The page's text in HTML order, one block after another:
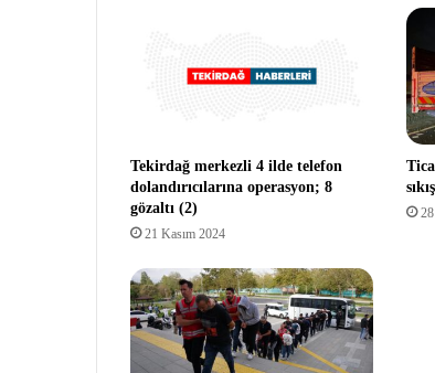
Tekirdağ merkezli 4 ilde telefon
dolandırıcılarına operasyon; 8
gözaltı (2)
21 Kasım 2024